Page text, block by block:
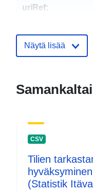
uriRef:
Näytä lisää
CSV
Tilien
(Statistik